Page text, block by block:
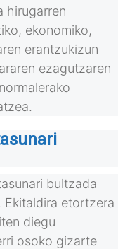
hirugarren
ekonomiko,
erantzukizun
ezagutzaren
bultzada
Ekitaldira etortzera
diegu
osoko gizarte